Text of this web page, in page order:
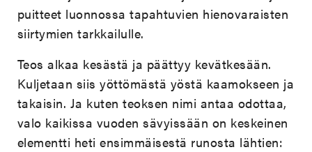
puitteet luonnossa tapahtuvien hienovaraisten
siirtymien tarkkailulle.
Teos alkaa kesästä ja päättyy kevätkesään.
Kuljetaan siis yöttömästä yöstä kaamokseen ja
takaisin. Ja kuten teoksen nimi antaa odottaa,
valo kaikissa vuoden sävyissään on keskeinen
elementti heti ensimmäisestä runosta lähtien: